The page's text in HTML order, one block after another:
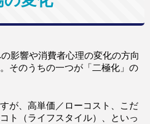
影響や消費者心理の変化の方向
そのうちの一つが「二極化」の
が、高単価／ローコスト、こだ
ト（ライフスタイル）、といっ